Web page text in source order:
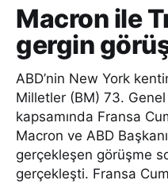
Macron ile
gergin
ABD’nin New York
Milletler (BM) 73. Genel
kapsamında Fransa
Macron ve ABD
gerçekleşen görüşme
gerçekleşti. Fransa